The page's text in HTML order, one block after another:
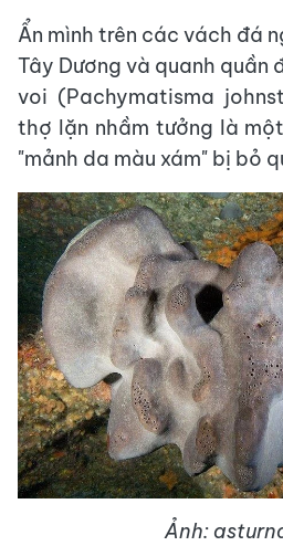
Ẩn mình trên các vách đá
Tây Dương và quanh quần
voi (Pachymatisma
thợ lặn nhầm tưởng là
"mảnh da màu xám" bị bỏ
Ảnh: